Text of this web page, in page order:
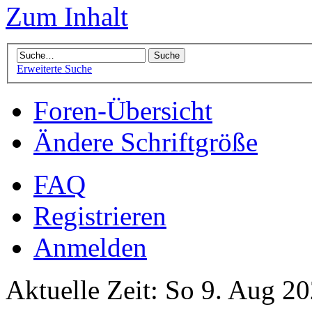
Zum Inhalt
Erweiterte Suche
Foren-Übersicht
Ändere Schriftgröße
FAQ
Registrieren
Anmelden
Aktuelle Zeit: So 9. Aug